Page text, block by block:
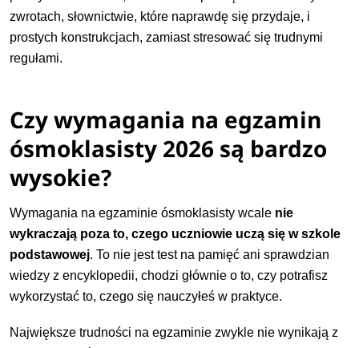
zwrotach, słownictwie, które naprawdę się przydaje, i
prostych konstrukcjach, zamiast stresować się trudnymi
regułami.
Czy wymagania na egzamin
ósmoklasisty 2026 są bardzo
wysokie?
Wymagania na egzaminie ósmoklasisty wcale nie
wykraczają poza to, czego uczniowie uczą się w szkole
podstawowej. To nie jest test na pamięć ani sprawdzian
wiedzy z encyklopedii, chodzi głównie o to, czy potrafisz
wykorzystać to, czego się nauczyłeś w praktyce.
Największe trudności na egzaminie zwykle nie wynikają z